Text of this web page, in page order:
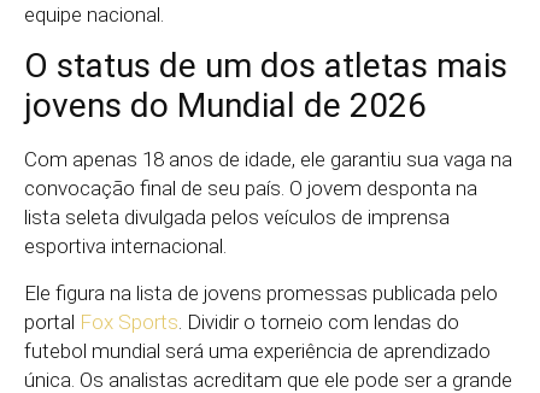
equipe nacional.
O status de um dos atletas mais
jovens do Mundial de 2026
Com apenas 18 anos de idade, ele garantiu sua vaga na
convocação final de seu país. O jovem desponta na
lista seleta divulgada pelos veículos de imprensa
esportiva internacional.
Ele figura na lista de jovens promessas publicada pelo
portal Fox Sports . Dividir o torneio com lendas do
futebol mundial será uma experiência de aprendizado
única. Os analistas acreditam que ele pode ser a grande